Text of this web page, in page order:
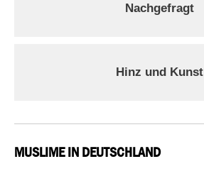
Nachgefragt
Hinz und Kunst
MUSLIME IN DEUTSCHLAND